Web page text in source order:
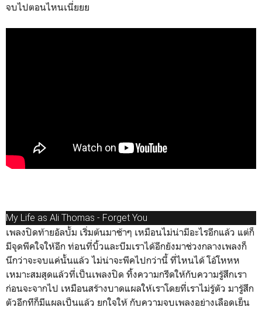
จบไปตอนไหนเนี่ยยย
My Life as Ali Thomas - Forget You
เพลงปิดท้ายอัลบั้ม เริ่มต้นมาช้าๆ เหมือนไม่น่ามีอะไรอีกแล้ว แต่ก็
มีจุดพีคใจให้อีก ท่อนที่บิ้วและบีมเราได้อีกยังมาช่วงกลางเพลงก็
นึกว่าจะจบแค่นั้นแล้ว ไม่น่าจะพีคไปกว่านี้ ที่ไหนได้ โอ้โหหห
เหมาะสมสุดแล้วที่เป็นเพลงปิด ทิ้งความกรีดให้กับความรู้สึกเรา
ก่อนจะจากไป เหมือนสร้างบาดแผลให้เราโดยที่เราไม่รู้ตัว มารู้สึก
ตัวอีกทีก็มีแผลเป็นแล้ว ยกใจให้ กับความจบเพลงอย่างเลือดเย็น